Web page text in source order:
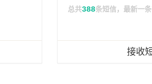
总共388条短信，最新一
接收